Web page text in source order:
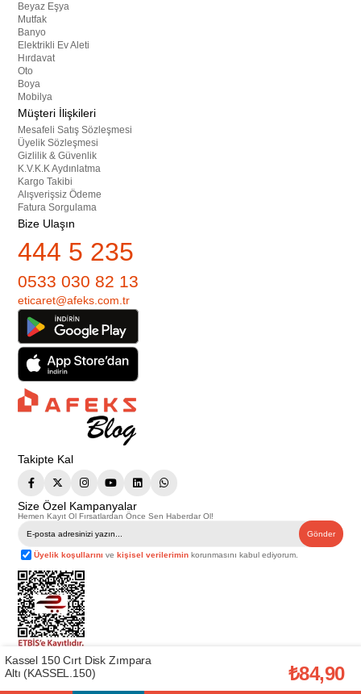
Beyaz Eşya
Mutfak
Banyo
Elektrikli Ev Aleti
Hırdavat
Oto
Boya
Mobilya
Müşteri İlişkileri
Mesafeli Satış Sözleşmesi
Üyelik Sözleşmesi
Gizlilik & Güvenlik
K.V.K.K Aydınlatma
Kargo Takibi
Alışverişsiz Ödeme
Fatura Sorgulama
Bize Ulaşın
444 5 235
0533 030 82 13
eticaret@afeks.com.tr
Takipte Kal
Size Özel Kampanyalar
Hemen Kayıt Ol Fırsatlardan Önce Sen Haberdar Ol!
Gönder
Üyelik koşullarını vekişisel verilerimin korunmasını kabul ediyorum.
Telif Hakkı © 2026Afeks Yapı Market
. Tüm hakları saklıdır.
Bu web sitesindeki tüm ürünler ticari amaçlıdır. Web sitemizde yer alan
görsel ve yazılı içerikler firmamıza ait olup, firmamızın yazılı izni alınmadan
Kassel 150 Cırt Disk Zımpara
Altı (KASSEL.150)
₺84,90